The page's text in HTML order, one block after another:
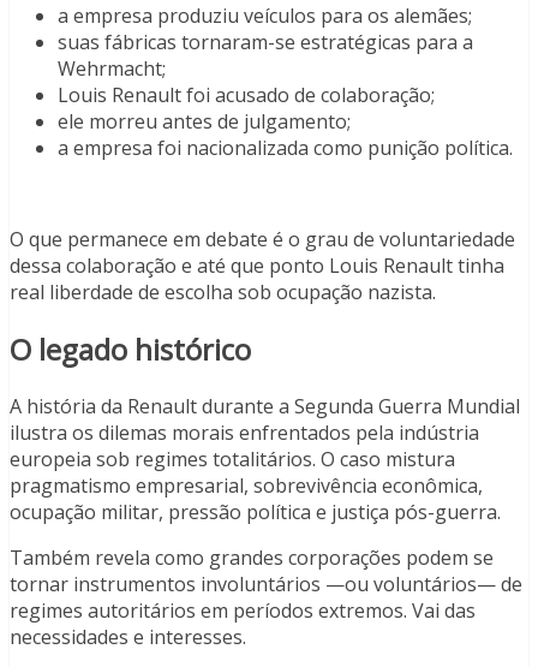
a empresa produziu veículos para os alemães;
suas fábricas tornaram-se estratégicas para a
Wehrmacht;
Louis Renault foi acusado de colaboração;
ele morreu antes de julgamento;
a empresa foi nacionalizada como punição política.
O que permanece em debate é o grau de voluntariedade
dessa colaboração e até que ponto Louis Renault tinha
real liberdade de escolha sob ocupação nazista.
O legado histórico
A história da Renault durante a Segunda Guerra Mundial
ilustra os dilemas morais enfrentados pela indústria
europeia sob regimes totalitários. O caso mistura
pragmatismo empresarial, sobrevivência econômica,
ocupação militar, pressão política e justiça pós-guerra.
Também revela como grandes corporações podem se
tornar instrumentos involuntários —ou voluntários— de
regimes autoritários em períodos extremos. Vai das
necessidades e interesses.